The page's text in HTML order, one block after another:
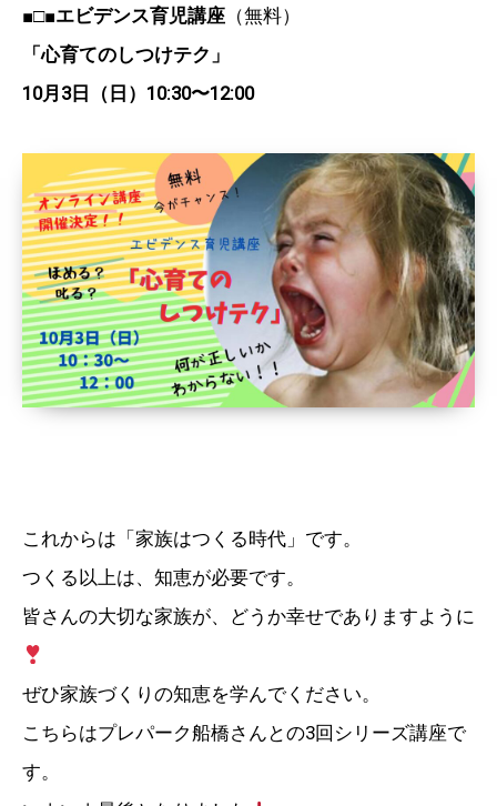
■□■エビデンス育児講座 （無料）
「心育てのしつけテク」
10月3日（日）10:30〜12:00
これからは「家族はつくる時代」です。
つくる以上は、知恵が必要です。
皆さんの大切な家族が、どうか幸せでありますように
ぜひ家族づくりの知恵を学んでください。
こちらはプレパーク船橋さんとの3回シリーズ講座で
す。